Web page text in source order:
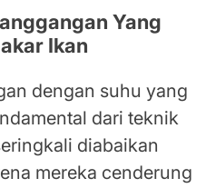
Yang
Ikan
dengan suhu yang
dari teknik
diabaikan
mereka cenderung